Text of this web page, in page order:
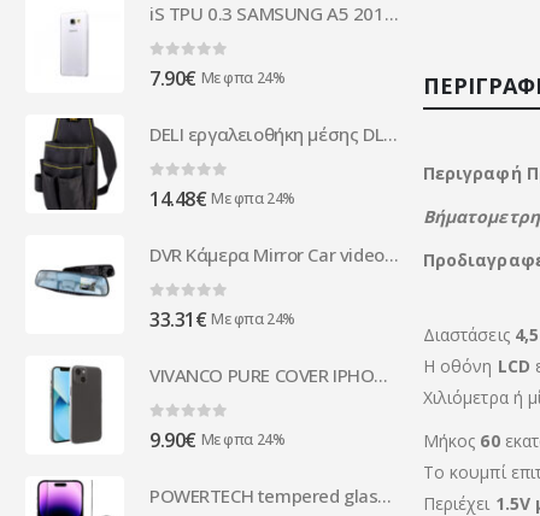
Περιγραφή
Βήμα
Διαστάσεις
Η οθόνη LCD
Χιλιόμετρα ή
Μήκος 60
Το κουμπί
Περιέχει 1.5V
iS TPU 0.3 SAMSUNG A5 2016 trans backcover
0out of 5
7.90€ Με φπα 24%
DELI εργαλειοθήκη μέσης DL430003 για εργαλεία χειρός, 25x12cm, μαύρη
0 out of 5
14.48€ Με φπα 24%
DVR Κάμερα Mirror Car video Recorder XDR103 ( 86036 )
0 out of 5
33.31€ Με φπα 24%
VIVANCO PURE COVER IPHONE 13 MINI transparent backcover
0 out of 5
9.90€ Με φπα 24%
POWERTECH tempered glass Emery 5D TGC-0764 για iPhone 14 Pro Max, full glue